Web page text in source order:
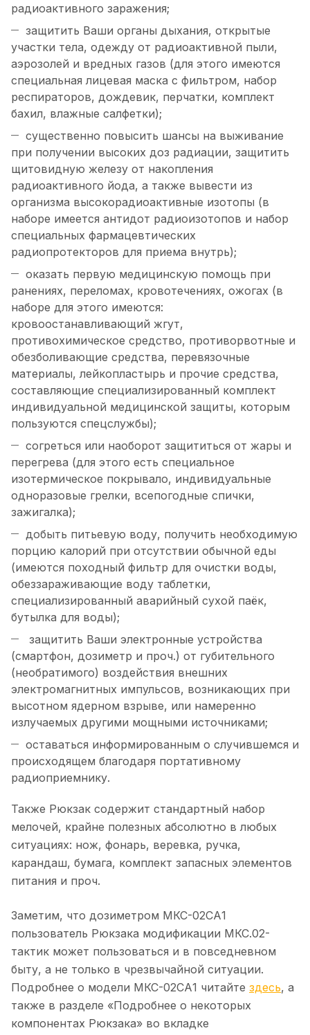
радиоактивного заражения;
защитить Ваши органы дыхания, открытые
участки тела, одежду от радиоактивной пыли,
аэрозолей и вредных газов (для этого имеются
специальная лицевая маска с фильтром, набор
респираторов, дождевик, перчатки, комплект
бахил, влажные салфетки);
существенно повысить шансы на выживание
при получении высоких доз радиации, защитить
щитовидную железу от накопления
радиоактивного йода, а также вывести из
организма высокорадиоактивные изотопы (в
наборе имеется антидот радиоизотопов и набор
специальных фармацевтических
радиопротекторов для приема внутрь);
оказать первую медицинскую помощь при
ранениях, переломах, кровотечениях, ожогах (в
наборе для этого имеются:
кровоостанавливающий жгут,
противохимическое средство, противорвотные и
обезболивающие средства, перевязочные
материалы, лейкопластырь и прочие средства,
составляющие специализированный комплект
индивидуальной медицинской защиты, которым
пользуются спецслужбы);
согреться или наоборот защититься от жары и
перегрева (для этого есть специальное
изотермическое покрывало, индивидуальные
одноразовые грелки, всепогодные спички,
зажигалка);
добыть питьевую воду, получить необходимую
порцию калорий при отсутствии обычной еды
(имеются походный фильтр для очистки воды,
обеззараживающие воду таблетки,
специализированный аварийный сухой паёк,
бутылка для воды);
защитить Ваши электронные устройства
(смартфон, дозиметр и проч.) от губительного
(необратимого) воздействия внешних
электромагнитных импульсов, возникающих при
высотном ядерном взрыве, или намеренно
излучаемых другими мощными источниками;
оставаться информированным о случившемся и
происходящем благодаря портативному
радиоприемнику.
Также Рюкзак содержит стандартный набор
мелочей, крайне полезных абсолютно в любых
ситуациях: нож, фонарь, веревка, ручка,
карандаш, бумага, комплект запасных элементов
питания и проч.
Заметим, что дозиметром МКС-02СА1
пользователь Рюкзака модификации МКС.02-
тактик может пользоваться и в повседневном
быту, а не только в чрезвычайной ситуации.
Подробнее о модели МКС-02СА1 читайте здесь, а
также в разделе «Подробнее о некоторых
компонентах Рюкзака» во вкладке